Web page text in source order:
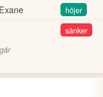
höjer
sänker